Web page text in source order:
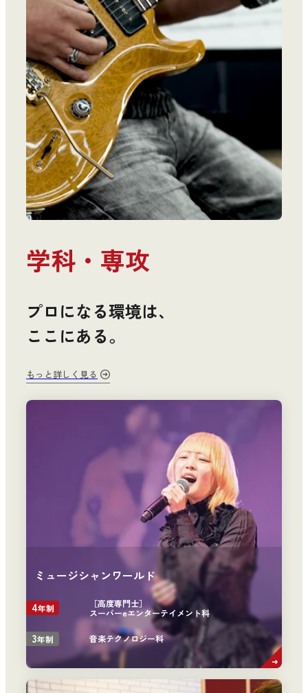
学科・専攻
プロになる環境は、
ここにある。
もっと詳しく見る
ミュージシャンワールド
4年制
［高度専門士］
スーパーeエンターテイメント科
3年制 音楽テクノロジー科